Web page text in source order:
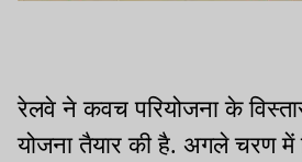
रेलवे ने कवच परियोजना के
योजना तैयार की है. अगले चरण में